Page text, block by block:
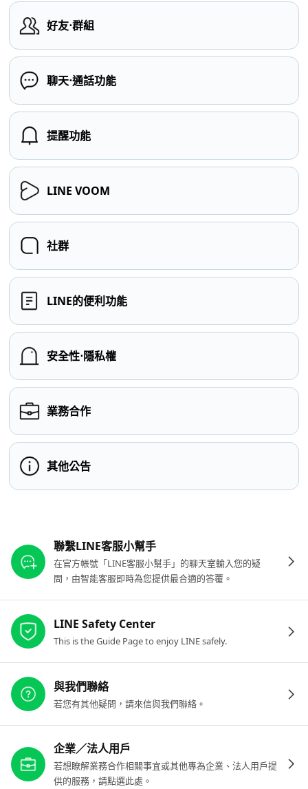
好友⋅群組
聊天⋅通話功能
提醒功能
LINE VOOM
社群
LINE的便利功能
安全性⋅隱私權
業務合作
其他公告
聯繫LINE客服小幫手
在官方帳號「LINE客服小幫手」的聊天室輸入您的疑
問，由智能客服即時為您提供最合適的答覆。
LINE Safety Center
This is the Guide Page to enjoy LINE safely.
與我們聯絡
若您有其他疑問，請來信與我們聯絡。
企業／法人用戶
若想瞭解業務合作相關事宜或其他專為企業、法人用戶提
供的服務，請點選此處。